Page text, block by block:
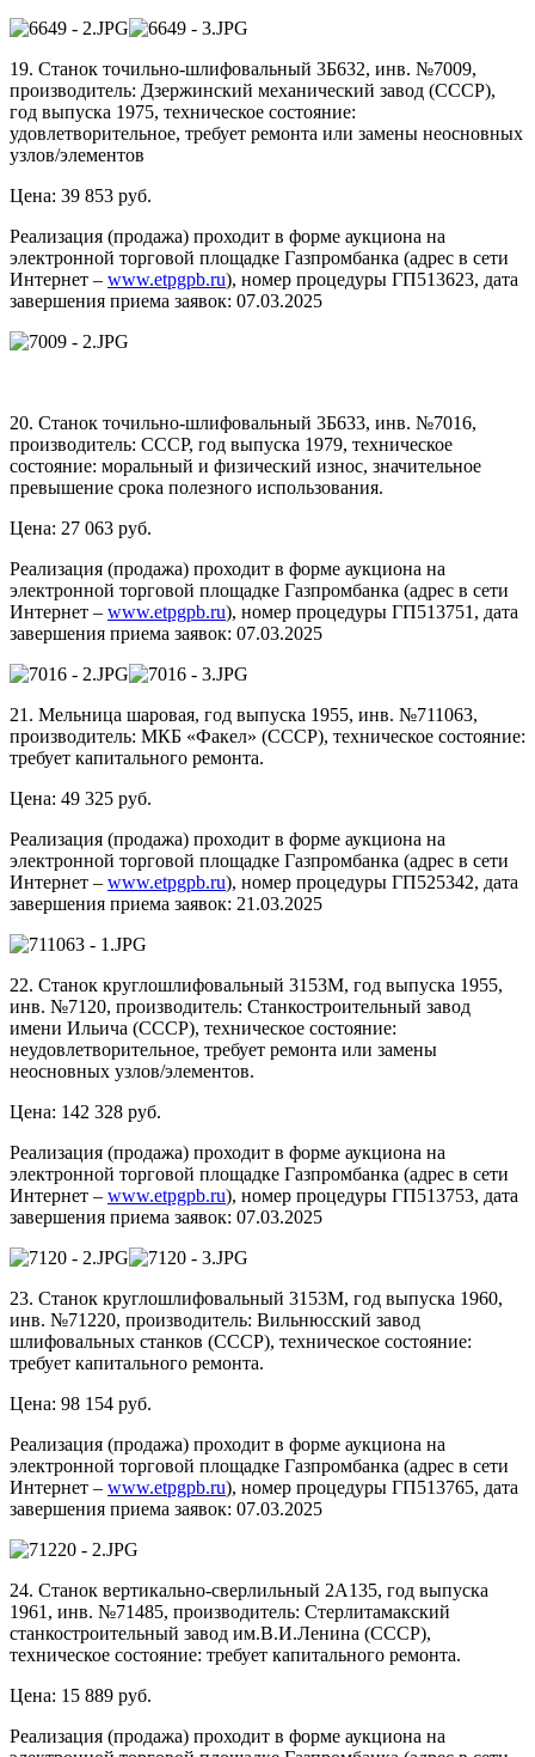
19. Станок точильно-шлифовальный 3Б632, инв. №7009,
производитель: Дзержинский механический завод (СССР),
год выпуска 1975, техническое состояние:
удовлетворительное, требует ремонта или замены неосновных
узлов/элементов
Цена: 39 853 руб.
Реализация (продажа) проходит в форме аукциона на
электронной торговой площадке Газпромбанка (адрес в сети
Интернет – www.etpgpb.ru), номер процедуры ГП513623, дата
завершения приема заявок: 07.03.2025
20. Станок точильно-шлифовальный 3Б633, инв. №7016,
производитель: СССР, год выпуска 1979, техническое
состояние: моральный и физический износ, значительное
превышение срока полезного использования.
Цена: 27 063 руб.
Реализация (продажа) проходит в форме аукциона на
электронной торговой площадке Газпромбанка (адрес в сети
Интернет – www.etpgpb.ru), номер процедуры ГП513751, дата
завершения приема заявок: 07.03.2025
21. Мельница шаровая, год выпуска 1955, инв. №711063,
производитель: МКБ «Факел» (СССР), техническое состояние:
требует капитального ремонта.
Цена: 49 325 руб.
Реализация (продажа) проходит в форме аукциона на
электронной торговой площадке Газпромбанка (адрес в сети
Интернет – www.etpgpb.ru), номер процедуры ГП525342, дата
завершения приема заявок: 21.03.2025
22. Станок круглошлифовальный 3153М, год выпуска 1955,
инв. №7120, производитель: Станкостроительный завод
имени Ильича (СССР), техническое состояние:
неудовлетворительное, требует ремонта или замены
неосновных узлов/элементов.
Цена: 142 328 руб.
Реализация (продажа) проходит в форме аукциона на
электронной торговой площадке Газпромбанка (адрес в сети
Интернет – www.etpgpb.ru), номер процедуры ГП513753, дата
завершения приема заявок: 07.03.2025
23. Станок круглошлифовальный 3153М, год выпуска 1960,
инв. №71220, производитель: Вильнюсский завод
шлифовальных станков (СССР), техническое состояние:
требует капитального ремонта.
Цена: 98 154 руб.
Реализация (продажа) проходит в форме аукциона на
электронной торговой площадке Газпромбанка (адрес в сети
Интернет – www.etpgpb.ru), номер процедуры ГП513765, дата
завершения приема заявок: 07.03.2025
24. Станок вертикально-сверлильный 2А135, год выпуска
1961, инв. №71485, производитель: Стерлитамакский
станкостроительный завод им.В.И.Ленина (СССР),
техническое состояние: требует капитального ремонта.
Цена: 15 889 руб.
Реализация (продажа) проходит в форме аукциона на